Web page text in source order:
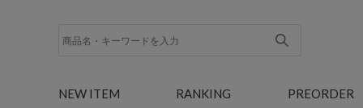
NEW ITEM RANKING PREORDER